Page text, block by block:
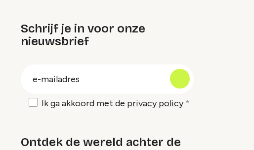
Schrijf je in voor onze
nieuwsbrief
Ik ga akkoord met de privacy policy
Ontdek de wereld achter de